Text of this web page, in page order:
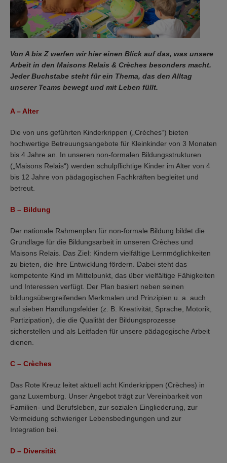
Von A bis Z werfen wir hier einen Blick auf das, was unsere
Arbeit in den Maisons Relais & Crèches besonders macht.
Jeder Buchstabe steht für ein Thema, das den Alltag
unserer Teams bewegt und mit Leben füllt.
A – Alter
Die von uns geführten Kinderkrippen („Crèches“) bieten
hochwertige Betreuungsangebote für Kleinkinder von 3 Monaten
bis 4 Jahre an. In unseren non-formalen Bildungsstrukturen
(„Maisons Relais“) werden schulpflichtige Kinder im Alter von 4
bis 12 Jahre von pädagogischen Fachkräften begleitet und
betreut.
B – Bildung
Der nationale Rahmenplan für non-formale Bildung bildet die
Grundlage für die Bildungsarbeit in unseren Crèches und
Maisons Relais. Das Ziel: Kindern vielfältige Lernmöglichkeiten
zu bieten, die ihre Entwicklung fördern. Dabei steht das
kompetente Kind im Mittelpunkt, das über vielfältige Fähigkeiten
und Interessen verfügt. Der Plan basiert neben seinen
bildungsübergreifenden Merkmalen und Prinzipien u. a. auch
auf sieben Handlungsfelder (z. B. Kreativität, Sprache, Motorik,
Partizipation), die die Qualität der Bildungsprozesse
sicherstellen und als Leitfaden für unsere pädagogische Arbeit
dienen.
C – Crèches
Das Rote Kreuz leitet aktuell acht Kinderkrippen (Crèches) in
ganz Luxemburg. Unser Angebot trägt zur Vereinbarkeit von
Familien- und Berufsleben, zur sozialen Eingliederung, zur
Vermeidung schwieriger Lebensbedingungen und zur
Integration bei.
D – Diversität